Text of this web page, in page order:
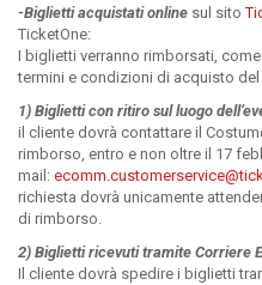
-Biglietti acquistati online sul sito
TicketOne:
I biglietti verranno rimborsati,
termini e condizioni di acquisto
1) Biglietti con ritiro sul luogo
il cliente dovrà contattare il
rimborso, entro e non oltre il 17
mail:
richiesta dovrà unicamente
di rimborso.
2) Biglietti ricevuti tramite Corriere
Il cliente dovrà spedire i biglietti